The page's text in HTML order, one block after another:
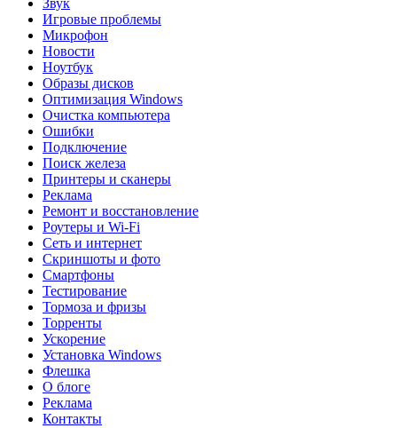
Звук
Игровые проблемы
Микрофон
Новости
Ноутбук
Образы дисков
Оптимизация Windows
Очистка компьютера
Ошибки
Подключение
Поиск железа
Принтеры и сканеры
Реклама
Ремонт и восстановление
Роутеры и Wi-Fi
Сеть и интернет
Скриншоты и фото
Смартфоны
Тестирование
Тормоза и фризы
Торренты
Ускорение
Установка Windows
Флешка
О блоге
Реклама
Контакты